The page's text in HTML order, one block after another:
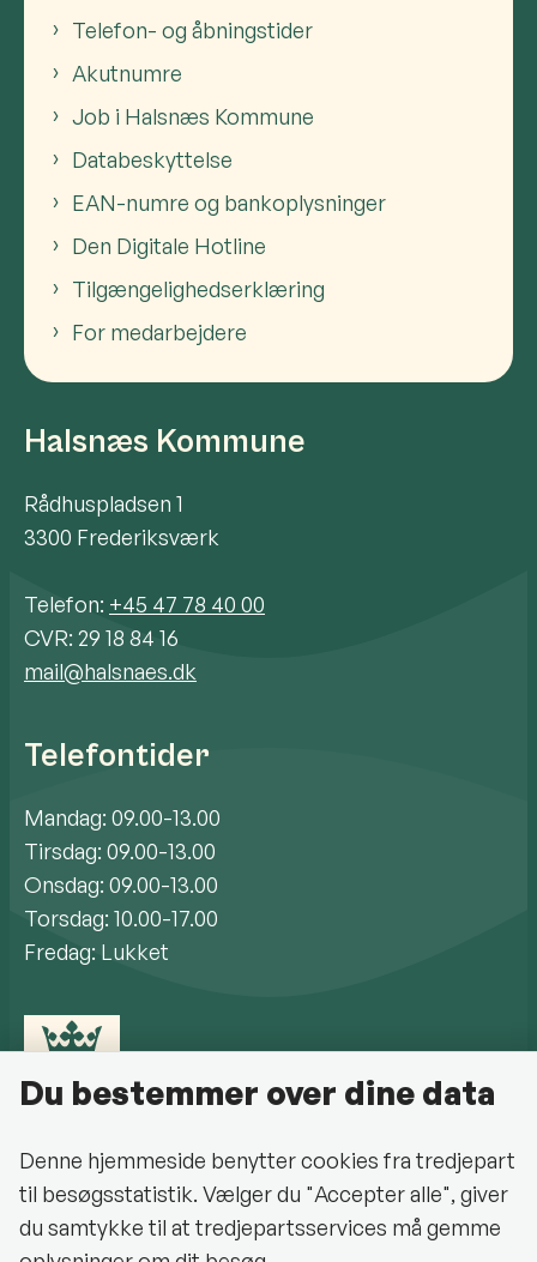
Telefon- og åbningstider
Akutnumre
Job i Halsnæs Kommune
Databeskyttelse
EAN-numre og bankoplysninger
Den Digitale Hotline
Tilgængelighedserklæring
For medarbejdere
Halsnæs Kommune
Rådhuspladsen 1
3300 Frederiksværk
Telefon: +45 47 78 40 00
CVR: 29 18 84 16
mail@halsnaes.dk
Telefontider
Mandag: 09.00-13.00
Tirsdag: 09.00-13.00
Onsdag: 09.00-13.00
Torsdag: 10.00-17.00
Fredag: Lukket
Cookiepolitik
Du bestemmer over dine data
Denne hjemmeside benytter cookies fra tredjepart
til besøgsstatistik. Vælger du "Accepter alle", giver
du samtykke til at tredjepartsservices må gemme